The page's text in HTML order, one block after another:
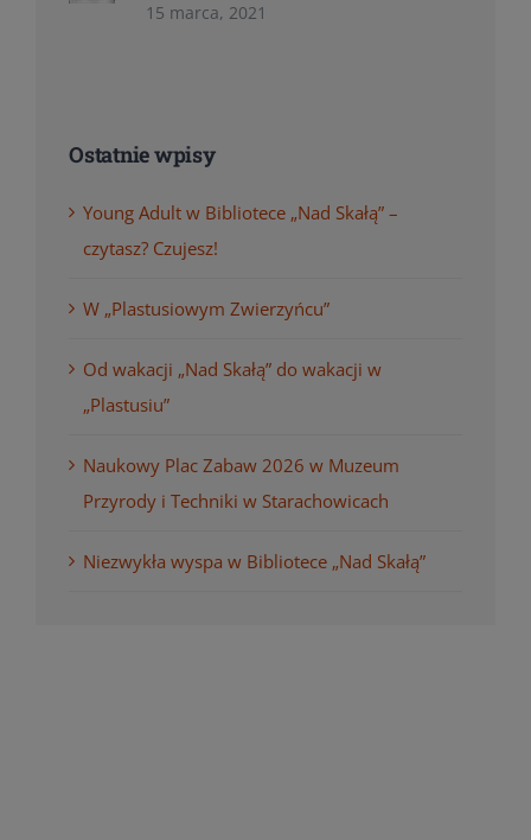
15 marca, 2021
Ostatnie wpisy
Young Adult w Bibliotece „Nad Skałą” –
czytasz? Czujesz!
W „Plastusiowym Zwierzyńcu”
Od wakacji „Nad Skałą” do wakacji w
„Plastusiu”
Naukowy Plac Zabaw 2026 w Muzeum
Przyrody i Techniki w Starachowicach
Niezwykła wyspa w Bibliotece „Nad Skałą”